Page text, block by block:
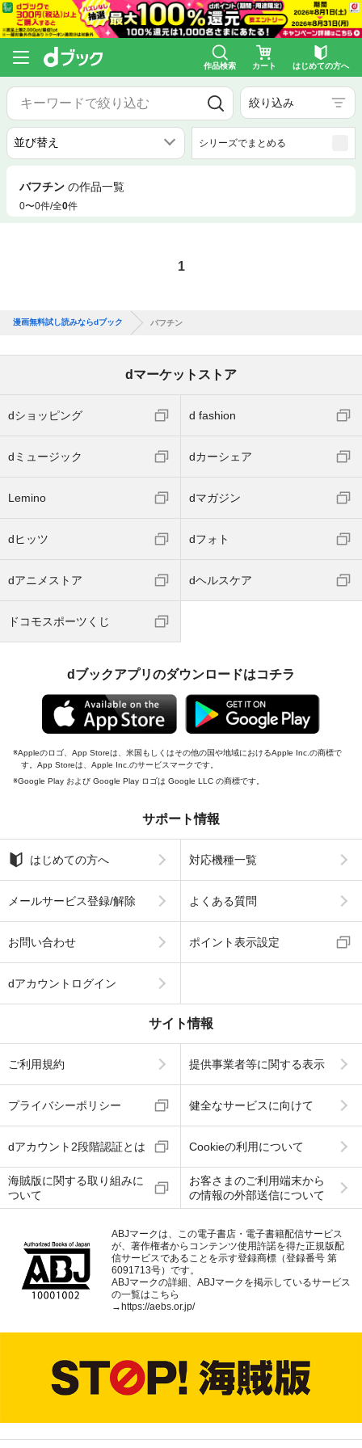
作品検索 カート はじめての方へ
絞り込み
シリーズでまとめる
バフチン の作品一覧
0〜0件/全0件
1
漫画無料試し読みならdブック バフチン
dマーケットストア
dショッピング d fashion
dミュージック dカーシェア
Lemino dマガジン
dヒッツ dフォト
dアニメストア dヘルスケア
ドコモスポーツくじ
dブックアプリのダウンロードはコチラ
Appleのロゴ、App Storeは、米国もしくはその他の国や地域におけるApple Inc.の商標で
す。App Storeは、Apple Inc.のサービスマークです。
Google Play および Google Play ロゴは Google LLC の商標です。
サポート情報
はじめての方へ 対応機種一覧
メールサービス登録/解除 よくある質問
お問い合わせ ポイント表示設定
dアカウントログイン
サイト情報
ご利用規約 提供事業者等に関する表示
プライバシーポリシー 健全なサービスに向けて
dアカウント2段階認証とは Cookieの利用について
海賊版に関する取り組みに
ついて
お客さまのご利用端末から
の情報の外部送信について
ABJマークは、この電子書店・電子書籍配信サービス
が、著作権者からコンテンツ使用許諾を得た正規版配
信サービスであることを示す登録商標（登録番号 第
6091713号）です。
ABJマークの詳細、ABJマークを掲示しているサービス
の一覧はこちら
→https://aebs.or.jp/